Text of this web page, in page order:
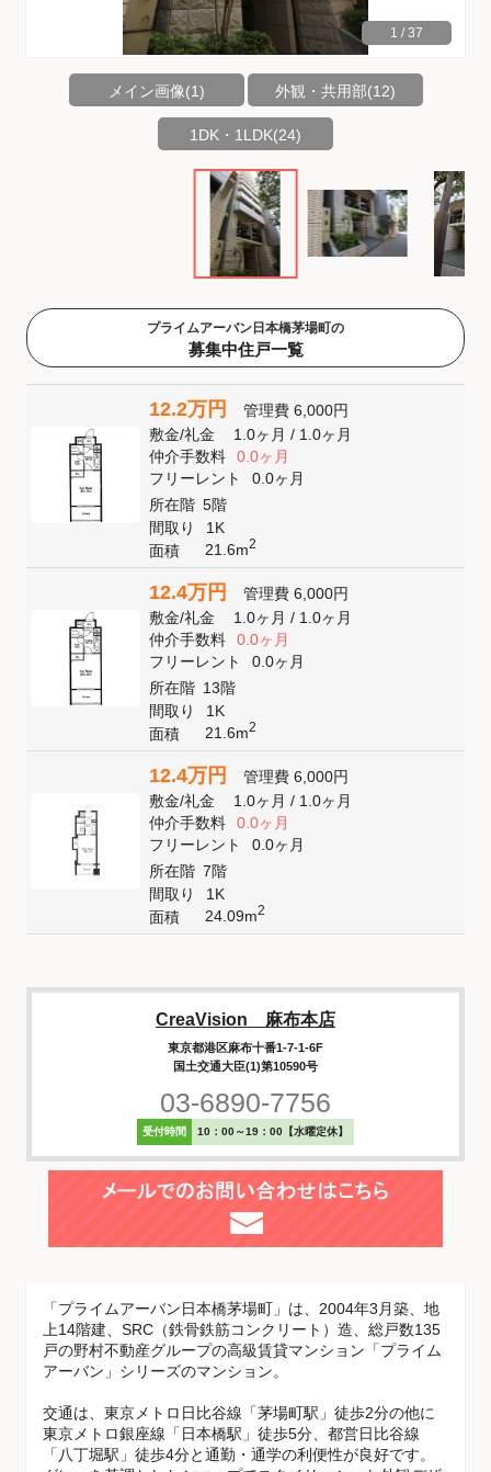
1 / 37
メイン画像(1) 外観・共用部(12)
1DK・1LDK(24)
プライムアーバン日本橋茅場町の
募集中住戸一覧
12.2万円 管理費 6,000円
敷金/礼金 1.0ヶ月/ 1.0ヶ月
仲介手数料
0.0ヶ月
フリーレント
0.0ヶ月
所在階 5階
間取り
1K
面積
21.6m2
12.4万円 管理費 6,000円
敷金/礼金 1.0ヶ月/ 1.0ヶ月
仲介手数料
0.0ヶ月
フリーレント
0.0ヶ月
所在階 13階
間取り
1K
面積
21.6m2
12.4万円 管理費 6,000円
敷金/礼金 1.0ヶ月/ 1.0ヶ月
仲介手数料
0.0ヶ月
フリーレント
0.0ヶ月
所在階 7階
間取り
1K
面積
24.09m2
CreaVision 麻布本店
東京都港区麻布十番1-7-1-6F
国土交通大臣(1)第10590号
03-6890-7756
受付時間 10：00～19：00【水曜定休】
「プライムアーバン日本橋茅場町」は、2004年3月築、地
上14階建、SRC（鉄骨鉄筋コンクリート）造、総戸数135
戸の野村不動産グループの高級賃貸マンション「プライム
アーバン」シリーズのマンション。
交通は、東京メトロ日比谷線「茅場町駅」徒歩2分の他に
東京メトロ銀座線「日本橋駅」徒歩5分、都営日比谷線
「八丁堀駅」徒歩4分と通勤・通学の利便性が良好です。